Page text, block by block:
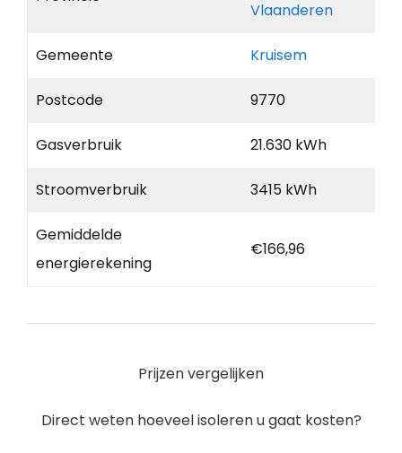
Vlaanderen
Gemeente Kruisem
Postcode 9770
Gasverbruik 21.630 kWh
Stroomverbruik 3415 kWh
Gemiddelde
energierekening
€166,96
Prijzen vergelijken
Direct weten hoeveel isoleren u gaat kosten?